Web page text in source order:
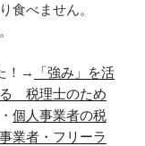
食べません。
！→
「強み」を活
る 税理士のため
個人事業者の税
業者・フリーラ